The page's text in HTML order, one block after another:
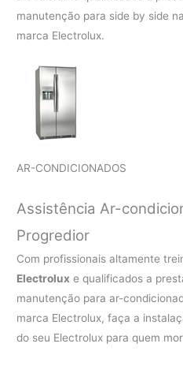
manutenção para side by side
marca Electrolux.
AR-CONDICIONADOS
Assistência Ar-
Progredior
Com profissionais altamente
Electrolux e qualificados a
manutenção para ar-
marca Electrolux, faça a
do seu Electrolux para quem